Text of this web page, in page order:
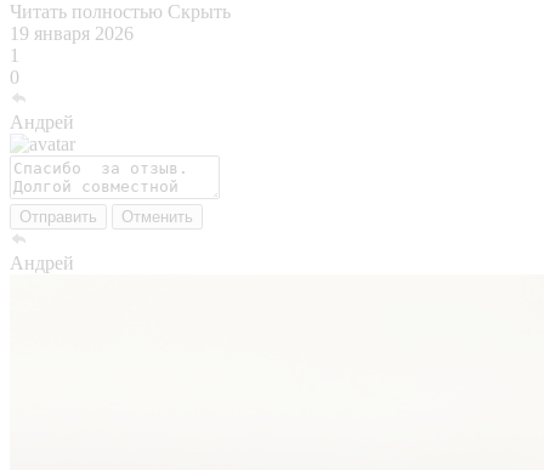
Читать полностью Скрыть
19 января 2026
1
0
Андрей
Отправить Отменить
Андрей